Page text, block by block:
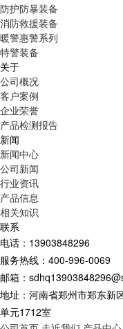
防护防暴装备
消防救援装备
暖警惠警系列
特警装备
关于
公司概况
客户案例
企业荣誉
产品检测报告
新闻
新闻中心
公司新闻
行业资讯
产品信息
相关知识
联系
电话：13903848296
服务热线：400-996-0069
邮箱：
地址：河南省郑州市郑东新
单元1712室